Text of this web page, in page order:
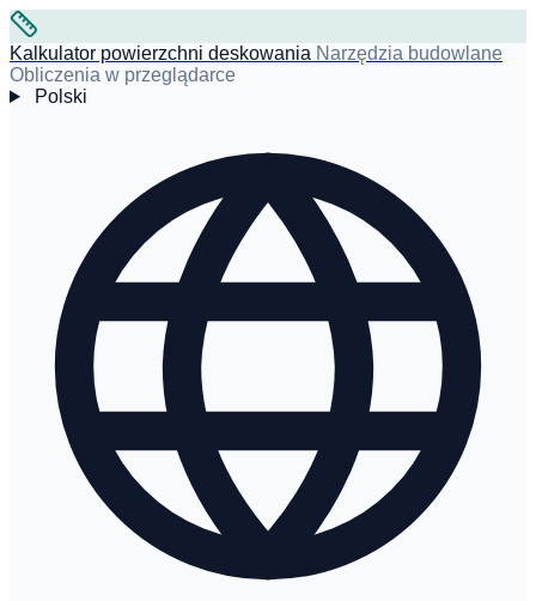
Kalkulator powierzchni deskowania Narzędzia budowlane
Obliczenia w przeglądarce
Polski